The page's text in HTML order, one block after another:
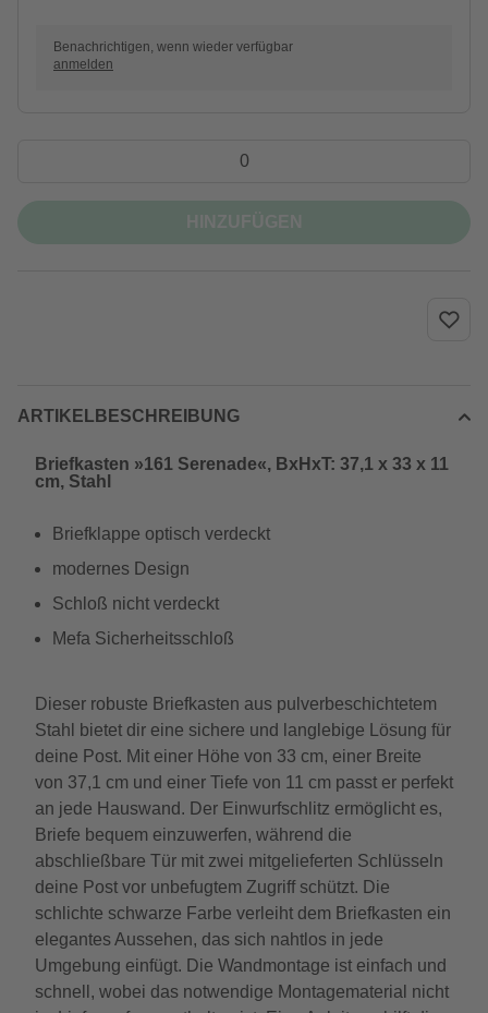
Benachrichtigen, wenn wieder verfügbar
anmelden
ARTIKELBESCHREIBUNG
Briefkasten »161 Serenade«, BxHxT: 37,1 x 33 x 11
cm, Stahl
Briefklappe optisch verdeckt
modernes Design
Schloß nicht verdeckt
Mefa Sicherheitsschloß
Dieser robuste Briefkasten aus pulverbeschichtetem
Stahl bietet dir eine sichere und langlebige Lösung für
deine Post. Mit einer Höhe von 33 cm, einer Breite
von 37,1 cm und einer Tiefe von 11 cm passt er perfekt
an jede Hauswand. Der Einwurfschlitz ermöglicht es,
Briefe bequem einzuwerfen, während die
abschließbare Tür mit zwei mitgelieferten Schlüsseln
deine Post vor unbefugtem Zugriff schützt. Die
schlichte schwarze Farbe verleiht dem Briefkasten ein
elegantes Aussehen, das sich nahtlos in jede
Umgebung einfügt. Die Wandmontage ist einfach und
schnell, wobei das notwendige Montagematerial nicht